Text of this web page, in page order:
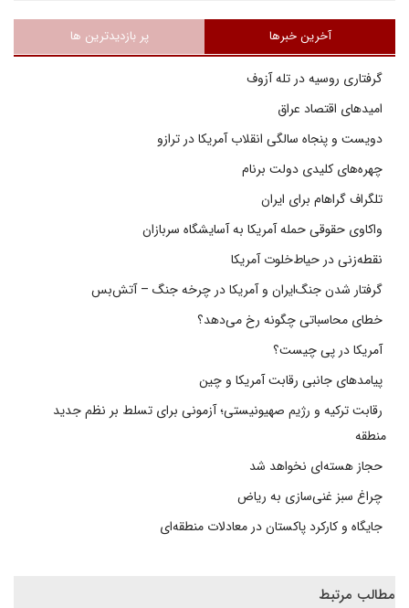
آخرین خبرها پر بازدیدترین ها
گرفتاری روسیه در تله آزوف
امیدهای اقتصاد عراق
دویست و پنجاه سالگی انقلاب آمریکا در ترازو
چهره‌های کلیدی دولت برنام
تلگراف گراهام برای ایران
واکاوی حقوقی حمله آمریکا به آسایشگاه سربازان
نقطه‌زنی در حیاط‌خلوت آمریکا
گرفتار شدن جنگ‌ایران و آمریکا در چرخه جنگ – آتش‌بس
خطای محاسباتی چگونه رخ می‌دهد؟
آمریکا در پی چیست؟
پیامدهای جانبی رقابت آمریکا و چین
رقابت ترکیه و رژیم صهیونیستی؛ آزمونی برای تسلط بر نظم جدید
منطقه
حجاز هسته‌ای نخواهد شد
چراغ سبز غنی‌سازی به ریاض
جایگاه و کارکرد پاکستان در معادلات منطقه‌ای
مطالب مرتبط